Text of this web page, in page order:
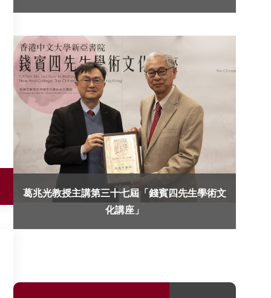
葛兆光教授主講第三十七屆「錢賓四先生學術文
化講座」